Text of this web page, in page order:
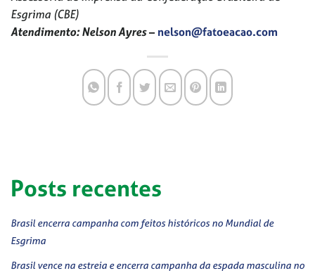
Esgrima (CBE)
Atendimento: Nelson Ayres– nelson@fatoeacao.com
Posts recentes
Brasil encerra campanha com feitos históricos no Mundial de
Esgrima
Brasil vence na estreia e encerra campanha da espada masculina no